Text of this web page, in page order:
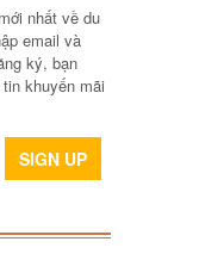
nhất về du
email và
ký, bạn
khuyến mãi
SIGN UP